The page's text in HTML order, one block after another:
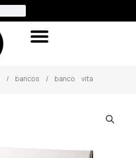
/ bancos / banco vita